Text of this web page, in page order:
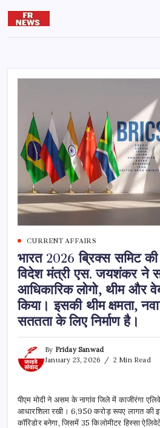
content
Friday
reporter
दुनिया
आख़िरत
पढ़ते
CURRENT AFFAIRS
भारत 2026 ब्रिक्स समिट
विदेश मंत्री एस. जयशंकर ने
आधिकारिक लोगो, थीम और
किया। इसकी थीम क्षमता,
सततता के लिए निर्माण है।
By Friday Sanwad
January 23, 2026
2 Min Read
पीएम मोदी ने असम के नागांव जिले में काजीरंगा
आधारशिला रखी। 6,950 करोड़ रूपए लागत की
कॉरिडोर बनेगा, जिसमें 35 किलोमीटर हिस्सा